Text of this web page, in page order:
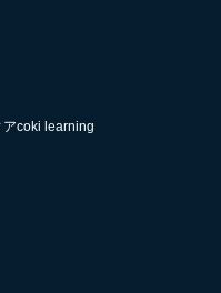
アcoki learning